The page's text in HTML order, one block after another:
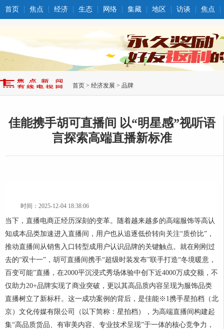
首页 焦点 经济 生态 网络 集藏 地区 访谈 焦点
首页 > 经济发展 > 品牌
佳能携手胡可直播间 以“明星感”视听语
言探索高端直播新标准
时间：2025-12-04 18:38:06
当下，直播电商正经历深刻的变革。随着越来越多的高端服饰等高认
知成本品类加速进入直播间，用户也从追逐低价转向关注“质价比”，
推动直播间从销售入口转型成用户认识品牌的关键触点。就在刚刚过
去的“双十一”，胡可直播间携手“超级时装发布”联手打造“冬境暖意，
百变可能”直播，在2000平沉浸式秀场体验中创下近4000万成交额，不
仅助力20+品牌实现了商业突破，更以其高品质内容呈现为服饰品类
直播树立了新标杆。这一成功案例的背后，是佳能※1携手星拍档（北
京）文化传媒有限公司（以下简称：星拍档），为高端直播间构建起
集“高品质货品、有审美内容、专业技术呈现”于一体的核心竞争力，